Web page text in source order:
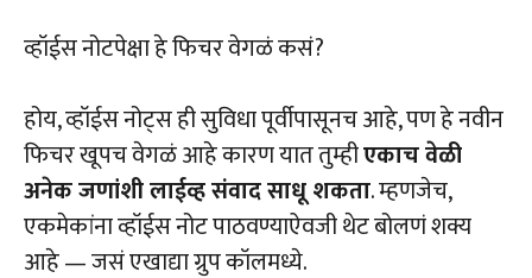
व्हॉईस नोटपेक्षा हे फिचर वेगळं कसं?
होय, व्हॉईस नोट्स ही सुविधा पूर्वीपासूनच आहे, पण हे नवीन
फिचर खूपच वेगळं आहे कारण यात तुम्हीएकाच वेळी
अनेक जणांशी लाईव्ह संवाद साधू शकता. म्हणजेच,
एकमेकांना व्हॉईस नोट पाठवण्याऐवजी थेट बोलणं शक्य
आहे — जसं एखाद्या ग्रुप कॉलमध्ये.